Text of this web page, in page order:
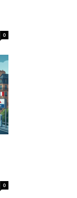
0
0